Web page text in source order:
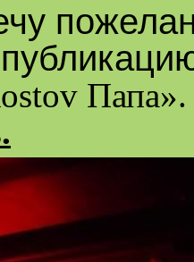
Папа».